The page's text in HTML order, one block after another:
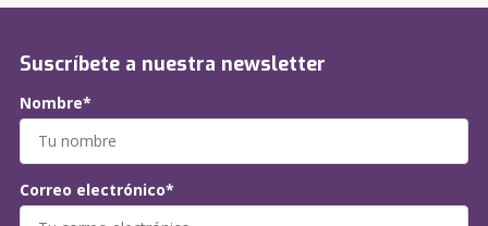
Suscríbete a nuestra newsletter
Nombre*
Correo electrónico*